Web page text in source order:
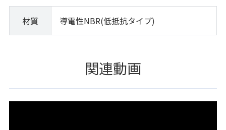
材質 導電性NBR(低抵抗タイプ)
関連動画